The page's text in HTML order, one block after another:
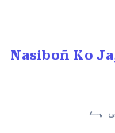
Nasiboñ Ko